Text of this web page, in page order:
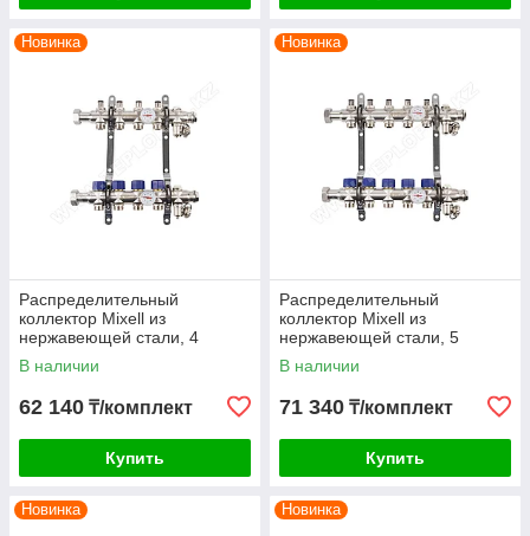
Новинка
Распределительный
коллектор Mixell из
нержавеющей стали, 4
контура
В наличии
62 140 ₸/комплект
Купить
Новинка
Распределительный
коллектор Mixell из
нержавеющей стали, 5
контуров
В наличии
71 340 ₸/комплект
Купить
Новинка Новинка